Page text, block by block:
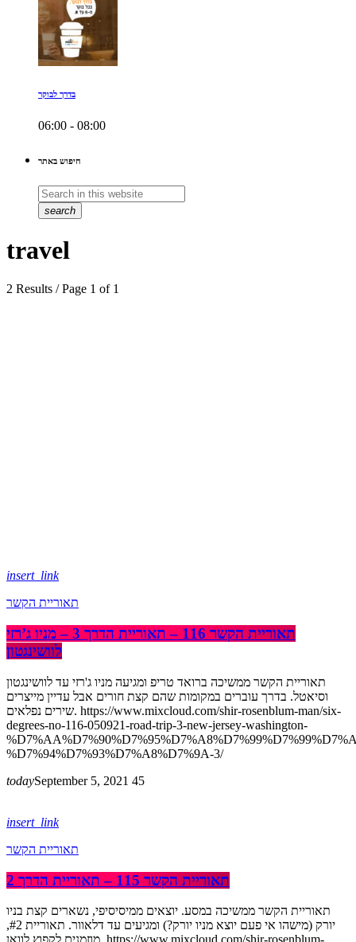
בדרך לבוקר
06:00 - 08:00
חיפוש באתר
search
travel
2 Results / Page 1 of 1
insert_link
תאוריית הקשר
תאוריית הקשר 116 – תאוריית הדרך 3 – מניו ג’רזי
לוושינגטון
תאוריית הקשר ממשיכה ברואד טריפ ומגיעה מניו ג'רזי עד לוושינגטון
וסיאטל. בדרך עוברים במקומות שהם קצת חורים אבל עדיין מייצרים
שירים נפלאים. https://www.mixcloud.com/shir-rosenblum-man/six-
degrees-no-116-050921-road-trip-3-new-jersey-washington-
%D7%94%D7%93%D7%A8%D7%9A-3/
todaySeptember 5, 2021 45
insert_link
תאוריית הקשר
תאוריית הקשר 115 – תאוריית הדרך 2
תאוריית הקשר ממשיכה במסע. יוצאים ממיסיסיפי, נשארים קצת בניו
יורק (מישהו אי פעם יוצא מניו יורק?) ומגיעים עד דלאוור. תאוריית #2,